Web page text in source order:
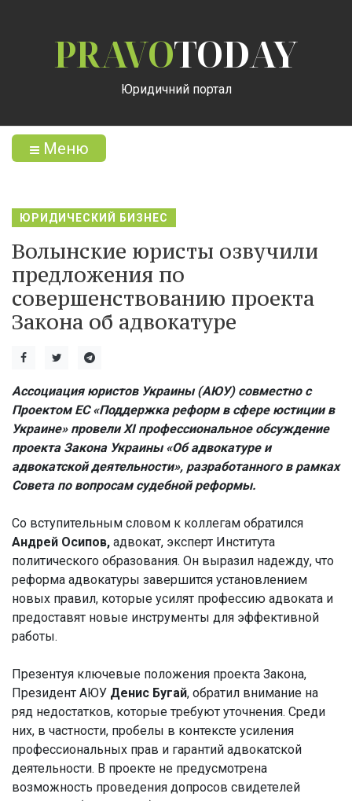
PRAVOTODAY
Юридичний портал
Меню
ЮРИДИЧЕСКИЙ БИЗНЕС
Волынские юристы озвучили
предложения по
совершенствованию проекта
Закона об адвокатуре
Ассоциация юристов Украины (АЮУ) совместно с
Проектом ЕС «Поддержка реформ в сфере юстиции в
Украине» провели XI профессиональное обсуждение
проекта Закона Украины «Об адвокатуре и
адвокатской деятельности», разработанного в рамках
Совета по вопросам судебной реформы.
Со вступительным словом к коллегам обратился
Андрей Осипов, адвокат, эксперт Института
политического образования. Он выразил надежду, что
реформа адвокатуры завершится установлением
новых правил, которые усилят профессию адвоката и
предоставят новые инструменты для эффективной
работы.
Презентуя ключевые положения проекта Закона,
Президент АЮУ Денис Бугай, обратил внимание на
ряд недостатков, которые требуют уточнения. Среди
них, в частности, пробелы в контексте усиления
профессиональных прав и гарантий адвокатской
деятельности. В проекте не предусмотрена
возможность проведения допросов свидетелей